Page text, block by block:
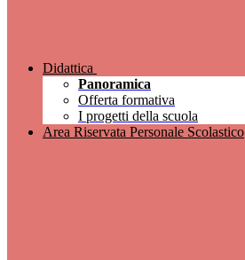
Didattica
Panoramica
Offerta formativa
I progetti della scuola
Area Riservata Personale Scolastico